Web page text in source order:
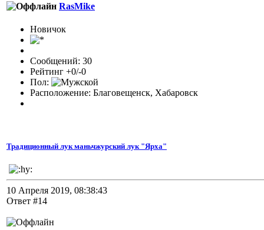
RasMike
Новичок
Сообщений: 30
Рейтинг +0/-0
Пол:
Расположение: Благовещенск, Хабаровск
Традиционный лук маньчжурский лук "Ярха"
10 Апреля 2019, 08:38:43
Ответ #14